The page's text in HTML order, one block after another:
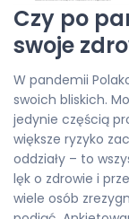
Czy po
swoje
W pandemii
swoich bliskich.
jedynie częścią
większe ryzyko
oddziały – to
lęk o zdrowie i
wiele osób